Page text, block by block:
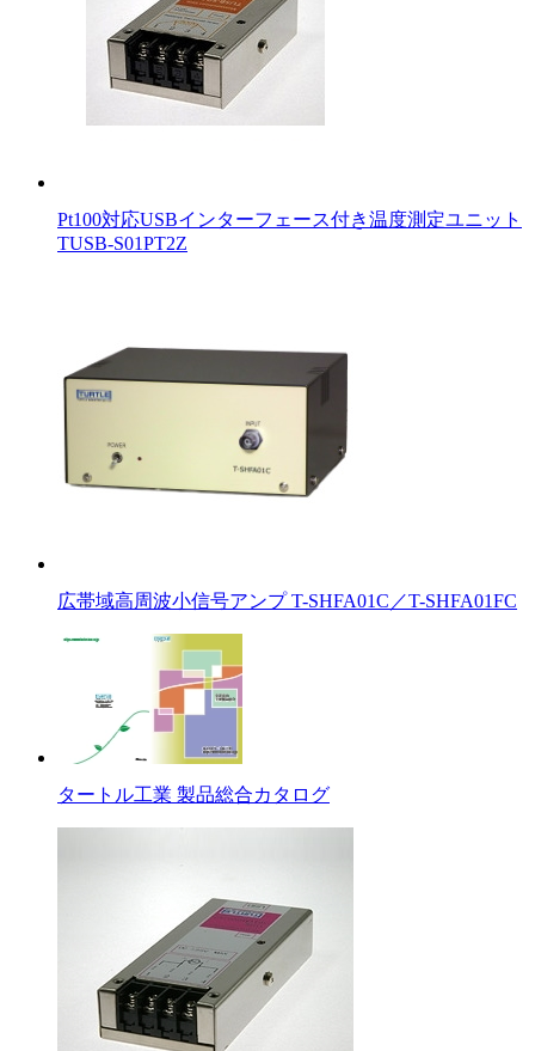
Pt100対応USBインターフェース付き温度測定ユニット
TUSB-S01PT2Z
広帯域高周波小信号アンプ T-SHFA01C／T-SHFA01FC
タートル工業 製品総合カタログ